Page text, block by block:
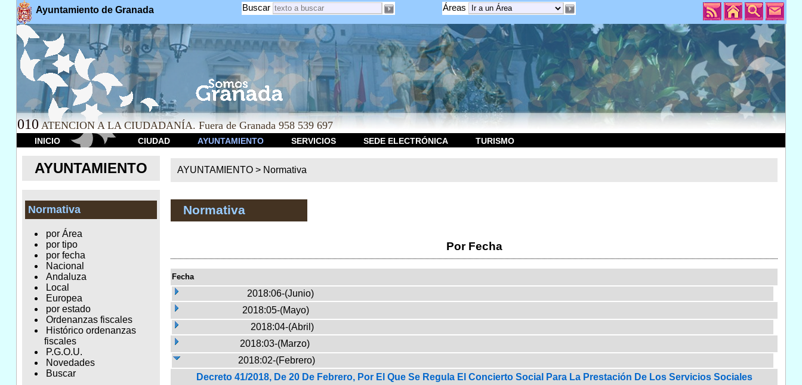
Ayuntamiento de Granada Áreas
Buscar
010 ATENCION A LA CIUDADANÍA. Fuera de Granada 958 539 697
INICIO CIUDAD AYUNTAMIENTO SERVICIOS SEDE ELECTRÓNICA TURISMO
AYUNTAMIENTO
Normativa
por Área
por tipo
por fecha
Nacional
Andaluza
Local
Europea
por estado
Ordenanzas fiscales
Histórico ordenanzas
fiscales
P.G.O.U.
Novedades
Buscar
AYUNTAMIENTO > Normativa
Normativa
Por Fecha
Fecha
2018:06-(Junio)
2018:05-(Mayo)
2018:04-(Abril)
2018:03-(Marzo)
2018:02-(Febrero)
Decreto 41/2018, De 20 De Febrero, Por El Que Se Regula El Concierto Social Para La Prestación De Los Servicios Sociales